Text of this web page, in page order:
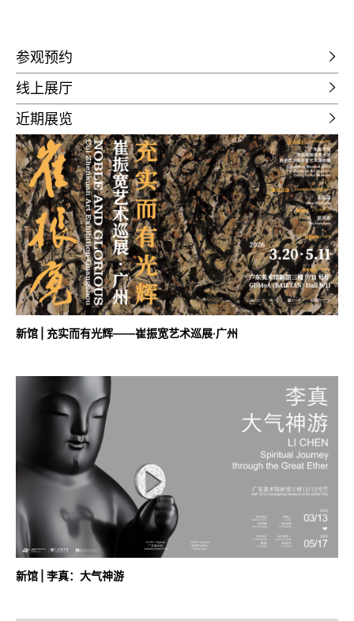
参观预约
线上展厅
近期展览
新馆 | 充实而有光辉——崔振宽艺术巡展·广州
新馆 | 李真：大气神游